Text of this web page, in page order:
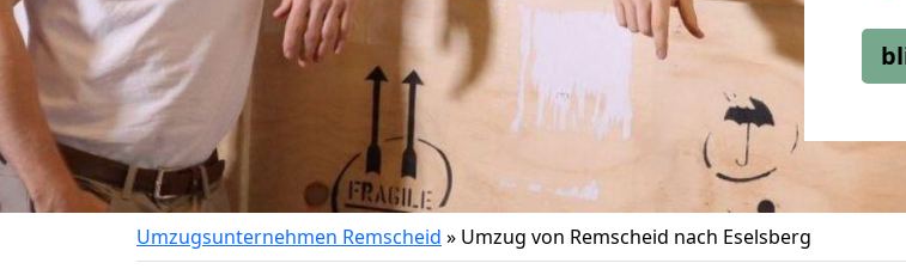
Umzugsunternehmen Remscheid » Umzug von Remscheid nach Eselsberg